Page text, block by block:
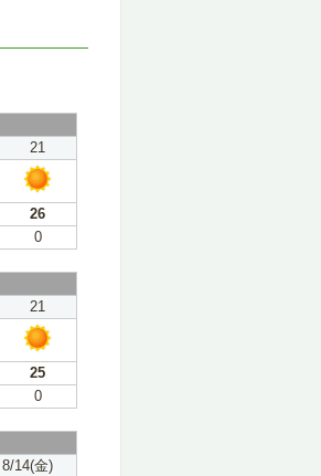
21
26
0
21
25
0
8/14(金)